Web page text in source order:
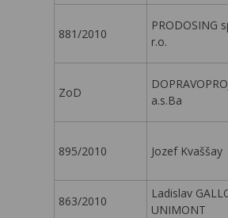
881/2010
PRODOSING
r.o.
ZoD
a.s.Ba
895/2010 Jozef Kvaššay
863/2010
Ladislav
UNIMONT